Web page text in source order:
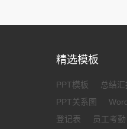
精选模板
PPT模板 总结汇
PPT关系图
登记表
员工考勤